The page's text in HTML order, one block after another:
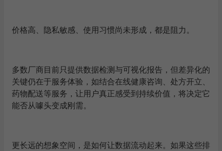
价格高、隐私敏感、使用习惯尚未形成，都是阻力。
多数厂商目前只提供数据检测与可视化报告，但差异化的
关键仍在于服务体验，如结合在线健康咨询、处方开立、
药物配送等服务，让用户真正感受到持续价值，将决定它
能否从噱头变成刚需。
更长远的想象空间，是如何让数据流动起来。如果这些排